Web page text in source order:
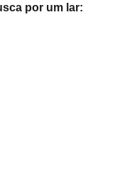
por um lar: